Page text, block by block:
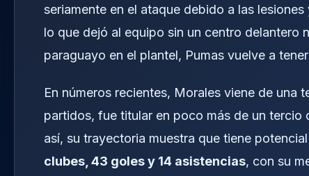
seriamente en el ataque debido a las lesiones
lo que dejó al equipo sin un centro delantero
paraguayo en el plantel, Pumas vuelve a
En números recientes, Morales viene de
partidos, fue titular en poco más de un tercio
así, su trayectoria muestra que tiene
clubes, 43 goles y 14 asistencias, con su